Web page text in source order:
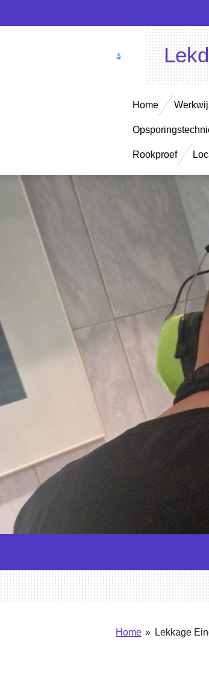
direct
Home
Rookproef
Home » Lekkage